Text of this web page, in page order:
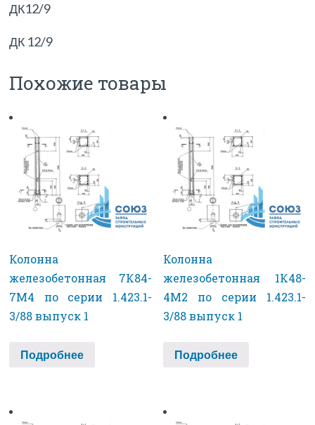
ДК12/9
ДК 12/9
Похожие товары
Колонна
железобетонная 7К84-
7М4 по серии 1.423.1-
3/88 выпуск 1
Подробнее
Колонна
железобетонная 1К48-
4М2 по серии 1.423.1-
3/88 выпуск 1
Подробнее